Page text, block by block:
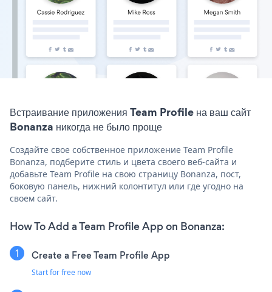
Встраивание приложения Team Profile на ваш сайт
Bonanza никогда не было проще
Создайте свое собственное приложение Team Profile
Bonanza, подберите стиль и цвета своего веб-сайта и
добавьте Team Profile на свою страницу Bonanza, пост,
боковую панель, нижний колонтитул или где угодно на
своем сайт.
How To Add a Team Profile App on Bonanza:
Create a Free Team Profile App
Start for free now